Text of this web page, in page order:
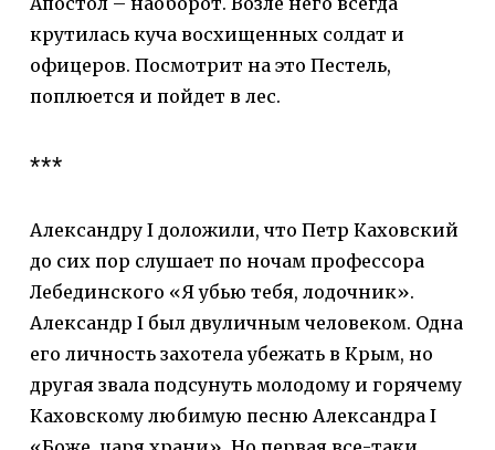
крутилась куча восхищенных солдат и
офицеров. Посмотрит на это Пестель,
поплюется и пойдет в лес.
***
Александру I доложили, что Петр Каховский
до сих пор слушает по ночам профессора
Лебединского «Я убью тебя, лодочник».
Александр I был двуличным человеком. Одна
его личность захотела убежать в Крым, но
другая звала подсунуть молодому и горячему
Каховскому любимую песню Александра I